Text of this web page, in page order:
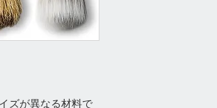
ズが異なる材料で